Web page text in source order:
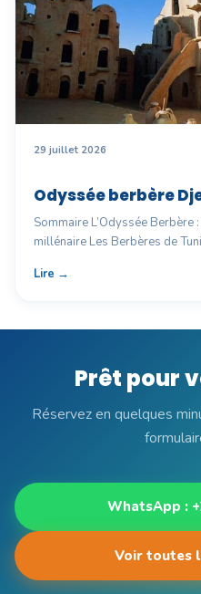
29 juillet 2026
Odyssée berbère
Sommaire L’Odyssée
millénaire Les Berbères de
Lire →
Prêt pour
Réservez en quelques
WhatsApp :
Voir toutes